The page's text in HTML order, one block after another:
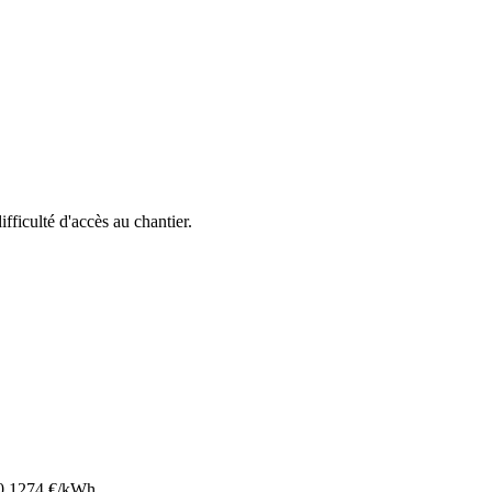
d'accès au chantier.